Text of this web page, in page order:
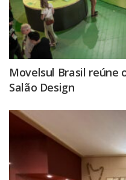
Movelsul Brasil reúne
Salão Design